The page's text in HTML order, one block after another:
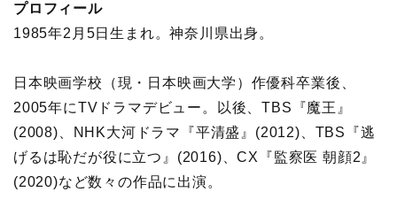
プロフィール
1985年2月5日生まれ。神奈川県出身。
日本映画学校（現・日本映画大学）作優科卒業後、
2005年にTVドラマデビュー。以後、TBS『魔王』
(2008)、NHK大河ドラマ『平清盛』(2012)、TBS『逃
げるは恥だが役に立つ』(2016)、CX『監察医 朝顔2』
(2020)など数々の作品に出演。